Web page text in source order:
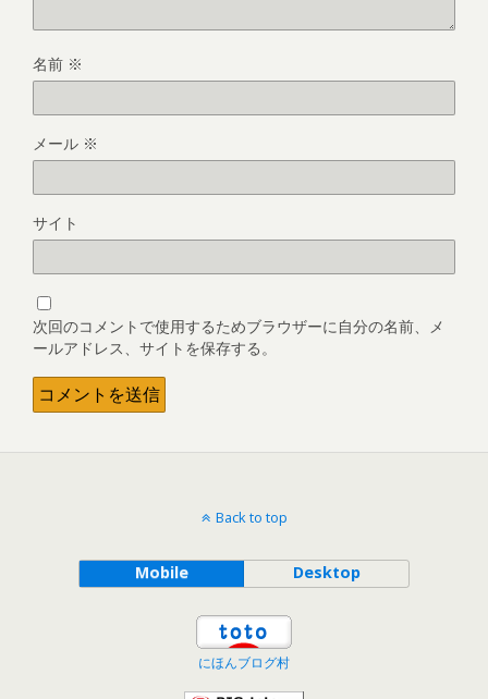
名前 ※
メール ※
サイト
次回のコメントで使用するためブラウザーに自分の名前、メ
ールアドレス、サイトを保存する。
Back to top
Mobile Desktop
にほんブログ村